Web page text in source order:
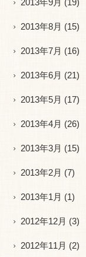
2013年9月 (19)
2013年8月 (15)
2013年7月 (16)
2013年6月 (21)
2013年5月 (17)
2013年4月 (26)
2013年3月 (15)
2013年2月 (7)
2013年1月 (1)
2012年12月 (3)
2012年11月 (2)